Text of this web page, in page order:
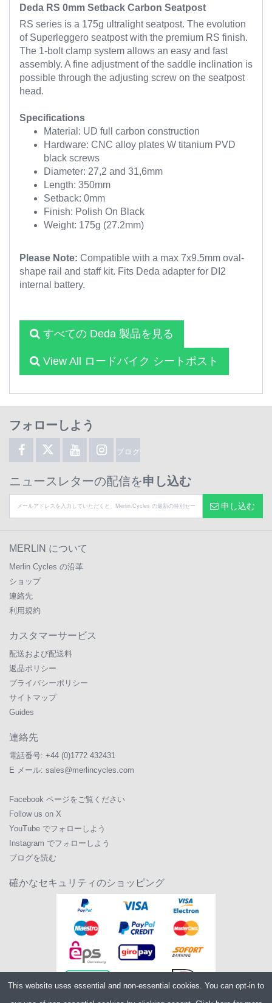
Deda RS 0mm Setback Carbon Seatpost
RS series is a 175g ultralight seatpost. The evolution
of Superleggero seatpost with the premium RS finish.
The 1-bolt clamp system allows an easy and fast
assembly. A fine adjustment of the saddle inclination is
possible through the adjusting screw on the seatpost
head.
Specifications
Material: UD full carbon construction
Hardware: CNC alloy plates W titanium PVD
black screws
Diameter: 27,2 and 31,6mm
Length: 350mm
Setback: 0mm
Finish: Polish On Black
Weight: 175g (27.2mm)
Please Note: Compatible with a max 7x9.5mm oval-
shape rail and staff kit. Fits Deda adapter for DI2
internal battery.
すべての Deda 製品を見る
View All ロードバイク シートポスト
フォローしよう
ブログ
ニュースレターの配信を申し込む
申し込む
MERLIN について
Merlin Cycles の沿革
ショップ
連絡先
利用規約
カスタマーサービス
配送および配送料
返品ポリシー
プライバシーポリシー
サイトマップ
Guides
連絡先
電話番号: +44 (0)1772 432431
E メール: sales@merlincycles.com
Facebook ページをご覧ください
Follow us on X
YouTube でフォローしよう
Instagram でフォローしよう
ブログを読む
確かなセキュリティのショッピング
This website uses essential and non-essential cookies. You can opt-in to